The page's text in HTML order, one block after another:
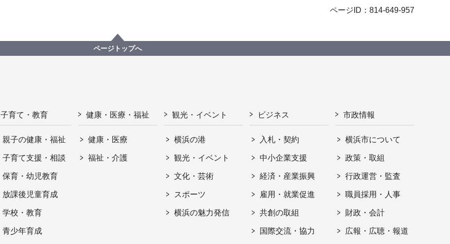
ページID：814-649-957
ページトップへ
子育て・教育
親子の健康・福祉
子育て支援・相談
保育・幼児教育
放課後児童育成
学校・教育
青少年育成
健康・医療・福祉
健康・医療
福祉・介護
観光・イベント
横浜の港
観光・イベント
文化・芸術
スポーツ
横浜の魅力発信
ビジネス
入札・契約
中小企業支援
経済・産業振興
雇用・就業促進
共創の取組
国際交流・協力
市政情報
横浜市について
政策・取組
行政運営・監査
職員採用・人事
財政・会計
広報・広聴・報道